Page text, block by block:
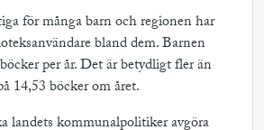
för många barn och regionen har
bland dem. Barnen
per år. Det är betydligt fler än
14,53 böcker om året.
landets kommunalpolitiker avgöra